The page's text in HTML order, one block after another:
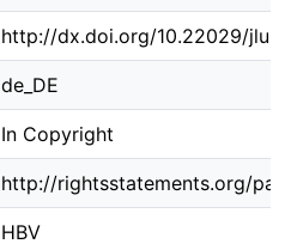
http://dx.doi.org/10.22029/
de_DE
In Copyright
http://rightsstatements.org/
HBV